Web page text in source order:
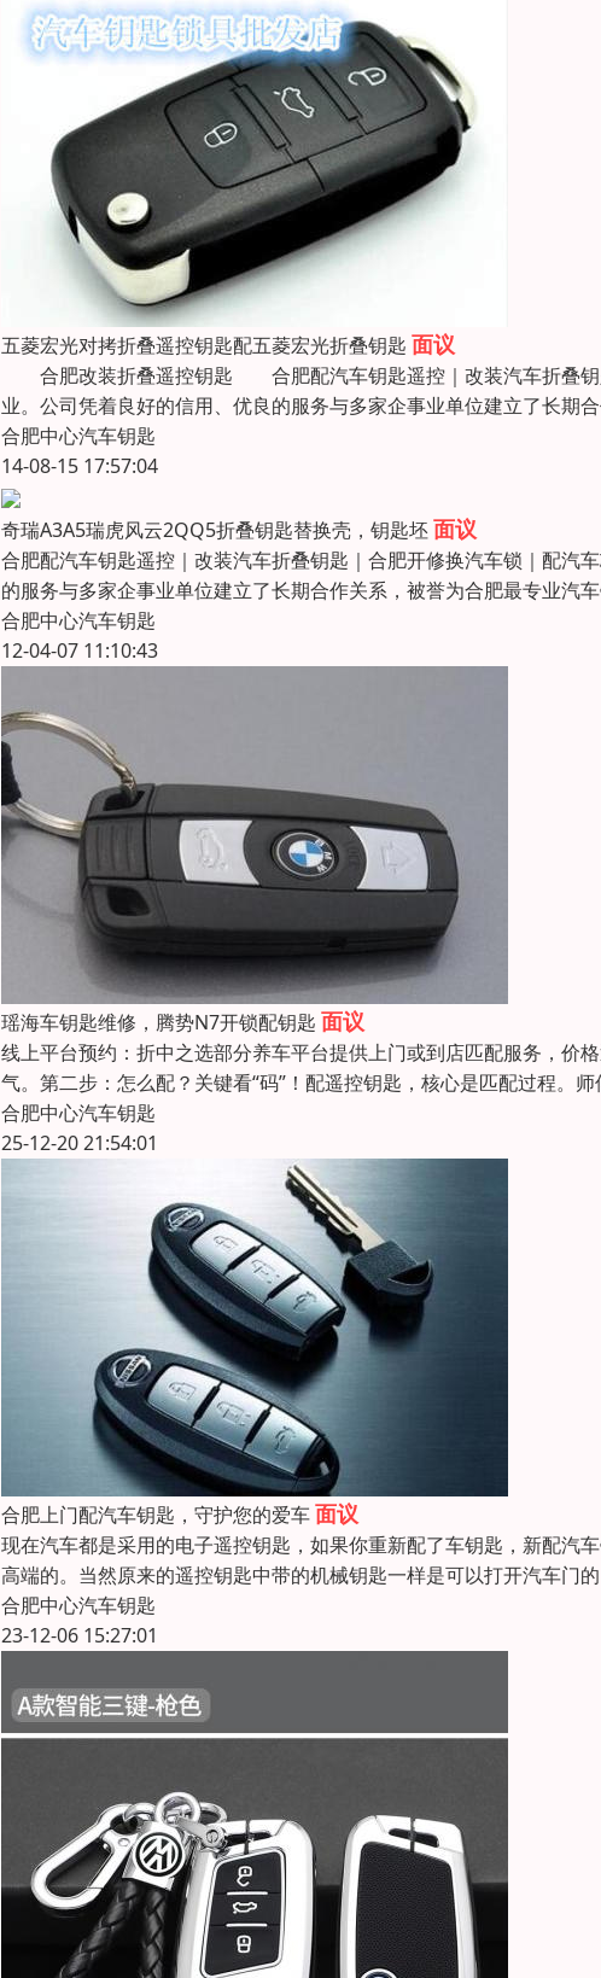
五菱宏光对拷折叠遥控钥匙配五菱宏光折叠钥匙 面议
合肥改装折叠遥控钥匙 合肥配汽车钥匙遥控｜改装汽车折叠钥
业。公司凭着良好的信用、优良的服务与多家企事业单位建立了长期
合肥中心汽车钥匙
14-08-15 17:57:04
奇瑞A3A5瑞虎风云2QQ5折叠钥匙替换壳，钥匙坯面议
合肥配汽车钥匙遥控｜改装汽车折叠钥匙｜合肥开修换汽车锁｜配汽
的服务与多家企事业单位建立了长期合作关系，被誉为合肥最专业汽
合肥中心汽车钥匙
12-04-07 11:10:43
瑶海车钥匙维修，腾势N7‌开锁配钥匙 面议
线上平台预约：折中之选部分养车平台提供上门或到店匹配服务，价
气。第二步：怎么配？关键看“码”！配遥控钥匙，核心是匹配过程。
合肥中心汽车钥匙
25-12-20 21:54:01
合肥上门配汽车钥匙，守护您的爱车面议
现在汽车都是采用的电子遥控钥匙，如果你重新配了车钥匙，新配汽
高端的。当然原来的遥控钥匙中带的机械钥匙一样是可以打开汽车门
合肥中心汽车钥匙
23-12-06 15:27:01